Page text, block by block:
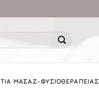
ΜΑΣΑΖ-ΦΥΣΙΟΘΕΡΑΠΕΙΑΣ